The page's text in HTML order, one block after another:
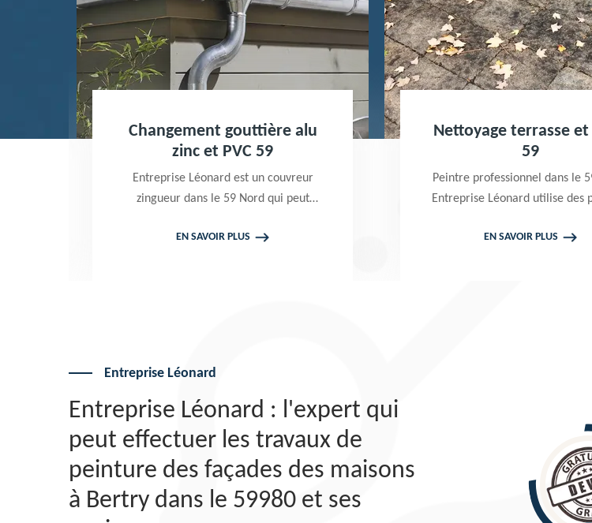
Changement gouttière alu
zinc et PVC 59
Entreprise Léonard est un couvreur
zingueur dans le 59 Nord qui peut
effectuer un changement gouttière
EN SAVOIR PLUS
Nettoyage terrasse et
59
Peintre professionnel dans le
Entreprise Léonard utilise des
terrasse et pavé. Propose un
EN SAVOIR PLUS
Entreprise Léonard
Entreprise Léonard : l'expert qui
peut effectuer les travaux de
peinture des façades des maisons
à Bertry dans le 59980 et ses